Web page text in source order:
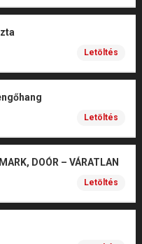
Letöltés
Letöltés
DOÓR – VÁRATLAN
Letöltés